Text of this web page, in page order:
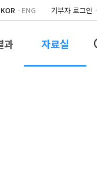
KOR ENG 기부자 로그인
과 자료실